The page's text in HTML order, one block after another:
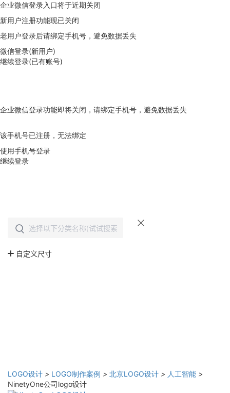
企业微信登录入口将于近期关闭
新用户注册功能现已关闭
老用户登录后请绑定手机号，避免数据丢失
微信登录(新用户)
继续登录(已有账号)
企业微信登录功能即将关闭，请绑定手机号，避免数据丢失
该手机号已注册，无法绑定
使用手机号登录
继续登录
LOGO设计 > LOGO制作案例 > 北京LOGO设计 > 人工智能 >
NinetyOne公司logo设计